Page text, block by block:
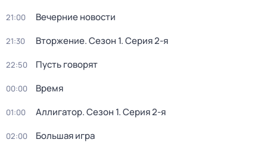
21:00 Вечерние новости
21:30 Вторжение. Сезон 1. Серия 2-я
22:50 Пусть говорят
00:00 Время
01:00 Аллигатор. Сезон 1. Серия 2-я
02:00 Большая игра